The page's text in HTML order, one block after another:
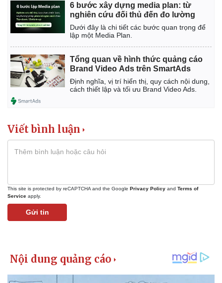
6 bước xây dựng media plan: từ
nghiên cứu đối thủ đến đo lường
Dưới đây là chi tiết các bước quan trọng để
lập một Media Plan.
Tổng quan về hình thức quảng cáo
Brand Video Ads trên SmartAds
Định nghĩa, vị trí hiển thị, quy cách nội dung,
cách thiết lập và tối ưu Brand Video Ads.
Viết bình luận
This site is protected by reCAPTCHA and the Google Privacy Policy and Terms of
Service apply.
Gửi tin